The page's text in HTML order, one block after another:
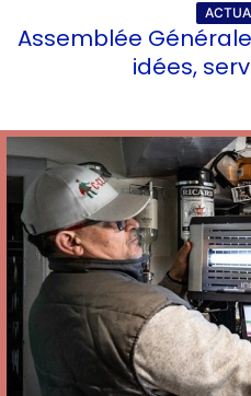
Assemblée
idées,